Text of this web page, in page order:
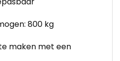
800 kg
maken met een